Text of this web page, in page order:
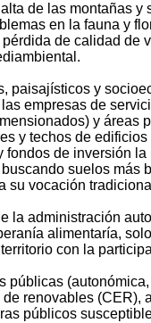
de las montañas
en la fauna y
de calidad
paisajísticos y
empresas de
y
y techos de
de inversión
suelos
su vocación
la administración
alimentaría,
con la
públicas
renovables
públicos